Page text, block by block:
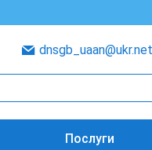
dnsgb_uaan@ukr.net
Послуги